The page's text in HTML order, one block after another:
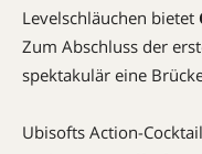
Levelschläuchen bietet
Zum Abschluss der
spektakulär eine
Ubisofts Action-